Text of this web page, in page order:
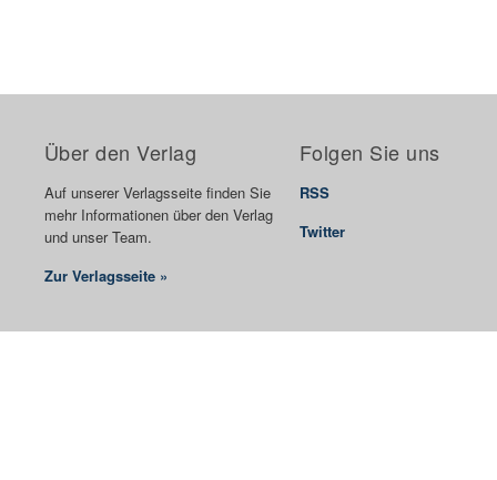
Über den Verlag
Auf unserer Verlagsseite finden Sie
mehr Informationen über den Verlag
und unser Team.
Zur Verlagsseite »
Folgen Sie uns
RSS
Twitter